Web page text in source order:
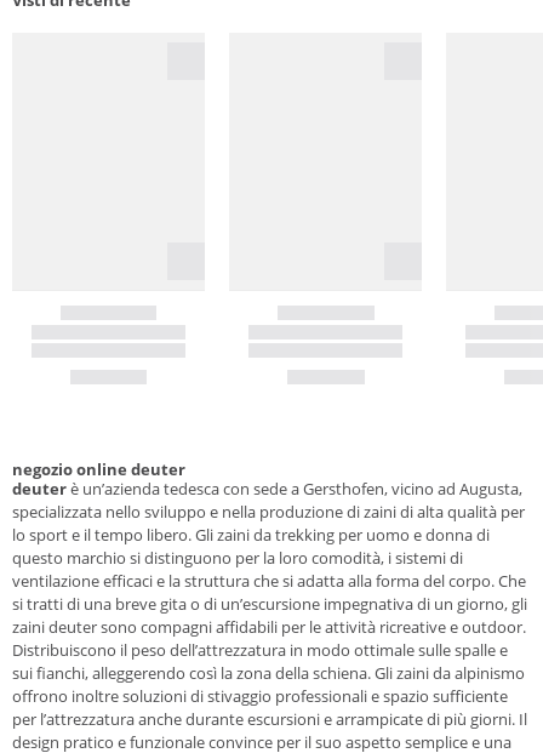
negozio online deuter
deuterè un’azienda tedesca con sede a Gersthofen, vicino ad Augusta,
specializzata nello sviluppo e nella produzione di zaini di alta qualità per
lo sport e il tempo libero. Gli zaini da trekking per uomo e donna di
questo marchio si distinguono per la loro comodità, i sistemi di
ventilazione efficaci e la struttura che si adatta alla forma del corpo. Che
si tratti di una breve gita o di un’escursione impegnativa di un giorno, gli
zaini deuter sono compagni affidabili per le attività ricreative e outdoor.
Distribuiscono il peso dell’attrezzatura in modo ottimale sulle spalle e
sui fianchi, alleggerendo così la zona della schiena. Gli zaini da alpinismo
offrono inoltre soluzioni di stivaggio professionali e spazio sufficiente
per l’attrezzatura anche durante escursioni e arrampicate di più giorni. Il
design pratico e funzionale convince per il suo aspetto semplice e una